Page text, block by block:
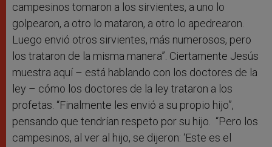
campesinos tomaron a los sirvientes, a uno lo
golpearon, a otro lo mataron, a otro lo apedrearon.
Luego envió otros sirvientes, más numerosos, pero
los trataron de la misma manera”. Ciertamente Jesús
muestra aquí – está hablando con los doctores de la
ley – cómo los doctores de la ley trataron a los
profetas. “Finalmente les envió a su propio hijo”,
pensando que tendrían respeto por su hijo. “Pero los
campesinos, al ver al hijo, se dijeron: ‘Este es el